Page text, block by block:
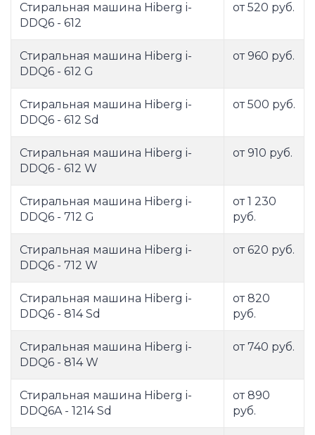
Стиральная машина Hiberg i-
DDQ6 - 612
от 520 руб.
Стиральная машина Hiberg i-
DDQ6 - 612 G
от 960 руб.
Стиральная машина Hiberg i-
DDQ6 - 612 Sd
от 500 руб.
Стиральная машина Hiberg i-
DDQ6 - 612 W
от 910 руб.
Стиральная машина Hiberg i-
DDQ6 - 712 G
от 1 230
руб.
Стиральная машина Hiberg i-
DDQ6 - 712 W
от 620 руб.
Стиральная машина Hiberg i-
DDQ6 - 814 Sd
от 820
руб.
Стиральная машина Hiberg i-
DDQ6 - 814 W
от 740 руб.
Стиральная машина Hiberg i-
DDQ6A - 1214 Sd
от 890
руб.